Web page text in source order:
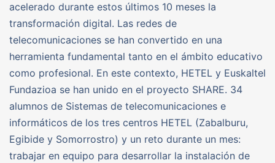
acelerado durante estos últimos 10 meses la
transformación digital. Las redes de
telecomunicaciones se han convertido en una
herramienta fundamental tanto en el ámbito educativo
como profesional. En este contexto, HETEL y Euskaltel
Fundazioa se han unido en el proyecto SHARE. 34
alumnos de Sistemas de telecomunicaciones e
informáticos de los tres centros HETEL (Zabalburu,
Egibide y Somorrostro) y un reto durante un mes:
trabajar en equipo para desarrollar la instalación de